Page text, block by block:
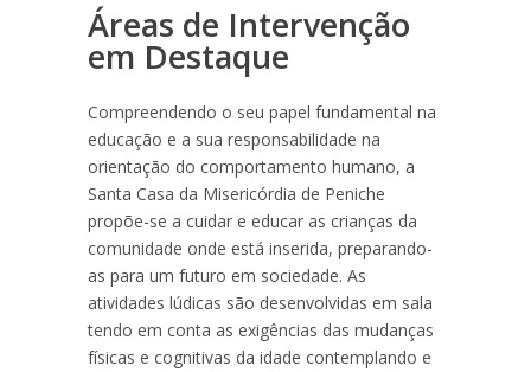
Áreas de Intervenção
em Destaque
Compreendendo o seu papel fundamental na
educação e a sua responsabilidade na
orientação do comportamento humano, a
Santa Casa da Misericórdia de Peniche
propõe-se a cuidar e educar as crianças da
comunidade onde está inserida, preparando-
as para um futuro em sociedade. As
atividades lúdicas são desenvolvidas em sala
tendo em conta as exigências das mudanças
físicas e cognitivas da idade contemplando e